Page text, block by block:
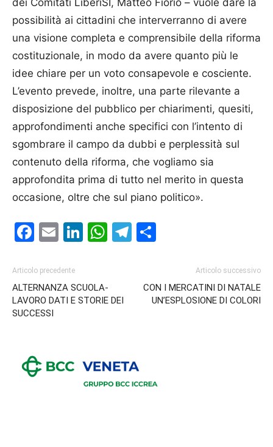
possibilità ai cittadini che interverranno di avere
una visione completa e comprensibile della riforma
costituzionale, in modo da avere quanto più le
idee chiare per un voto consapevole e cosciente.
L’evento prevede, inoltre, una parte rilevante a
disposizione del pubblico per chiarimenti, quesiti,
approfondimenti anche specifici con l’intento di
sgombrare il campo da dubbi e perplessità sul
contenuto della riforma, che vogliamo sia
approfondita prima di tutto nel merito in questa
occasione, oltre che sul piano politico».
Facebook
EmailLinkedIn
WhatsApp
Telegram
Articolo precedente
ALTERNANZA SCUOLA-
LAVORO DATI E STORIE DEI
SUCCESSI
Articolo successivo
CON I MERCATINI DI NATALE
UN’ESPLOSIONE DI COLORI